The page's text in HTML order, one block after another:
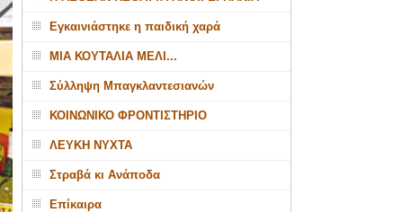
Εγκαινιάστηκε η παιδική χαρά
ΜΙΑ ΚΟΥΤΑΛΙΑ ΜΕΛΙ...
Σύλληψη Μπαγκλαντεσιανών
ΚΟΙΝΩΝΙΚΟ ΦΡΟΝΤΙΣΤΗΡΙΟ
ΛΕΥΚΗ ΝΥΧΤΑ
Στραβά κι Ανάποδα
Επίκαιρα